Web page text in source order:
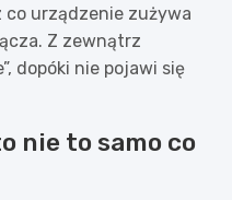
urządzenie zużywa
Z zewnątrz
dopóki nie pojawi się
nie to samo co